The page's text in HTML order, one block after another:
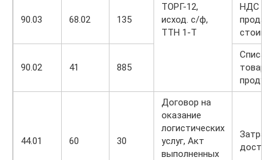
ТОРГ-12,
исход. с/ф,
ТТН 1-Т
90.03 68.02 135
НДС от
90.02 41 885
44.01 60 30
Договор на
оказание
логистических
услуг, Акт
выполненных